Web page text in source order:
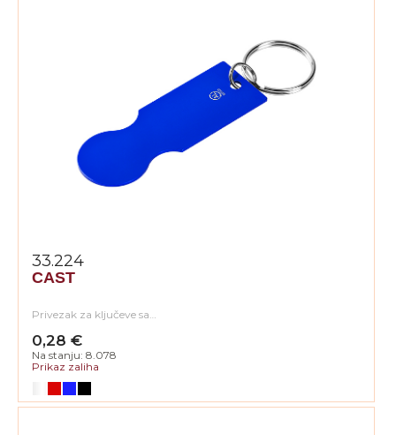
33.224
CAST
Privezak za ključeve sa…
0,28 €
Na stanju: 8.078
Prikaz zaliha